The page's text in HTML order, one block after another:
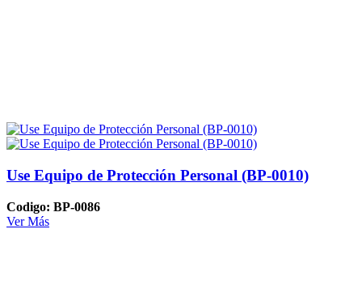
Use Equipo de Protección Personal (BP-0010)
Codigo: BP-0086
Ver Más